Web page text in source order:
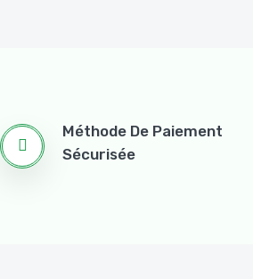
Méthode De Paiement
Sécurisée